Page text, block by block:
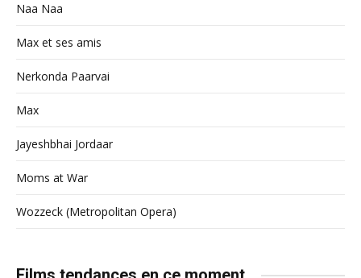
Naa Naa
Max et ses amis
Nerkonda Paarvai
Max
Jayeshbhai Jordaar
Moms at War
Wozzeck (Metropolitan Opera)